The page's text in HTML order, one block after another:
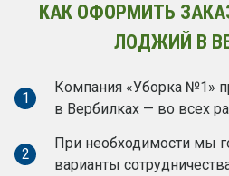
КАК ОФОРМИТЬ
ЛОДЖИЙ В
1
Компания «Уборка №1»
в Вербилках — во всех
2
При необходимости мы
варианты